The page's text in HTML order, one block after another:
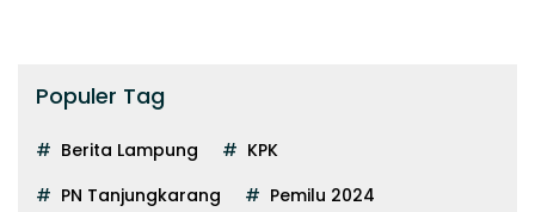
Populer Tag
Berita Lampung
KPK
PN Tanjungkarang
Pemilu 2024